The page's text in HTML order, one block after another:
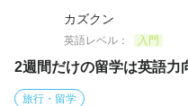
カズクン
英語レベル：
入門
2週間だけの留学は英語力
旅行・留学